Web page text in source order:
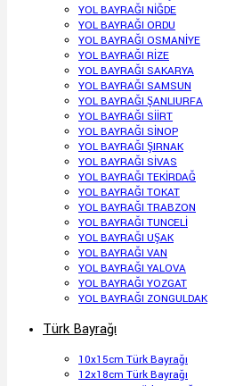
YOL BAYRAĞI NİĞDE
YOL BAYRAĞI ORDU
YOL BAYRAĞI OSMANİYE
YOL BAYRAĞI RİZE
YOL BAYRAĞI SAKARYA
YOL BAYRAĞI SAMSUN
YOL BAYRAĞI ŞANLIURFA
YOL BAYRAĞI SİİRT
YOL BAYRAĞI SİNOP
YOL BAYRAĞI ŞIRNAK
YOL BAYRAĞI SİVAS
YOL BAYRAĞI TEKİRDAĞ
YOL BAYRAĞI TOKAT
YOL BAYRAĞI TRABZON
YOL BAYRAĞI TUNCELİ
YOL BAYRAĞI UŞAK
YOL BAYRAĞI VAN
YOL BAYRAĞI YALOVA
YOL BAYRAĞI YOZGAT
YOL BAYRAĞI ZONGULDAK
Türk Bayrağı
10x15cm Türk Bayrağı
12x18cm Türk Bayrağı